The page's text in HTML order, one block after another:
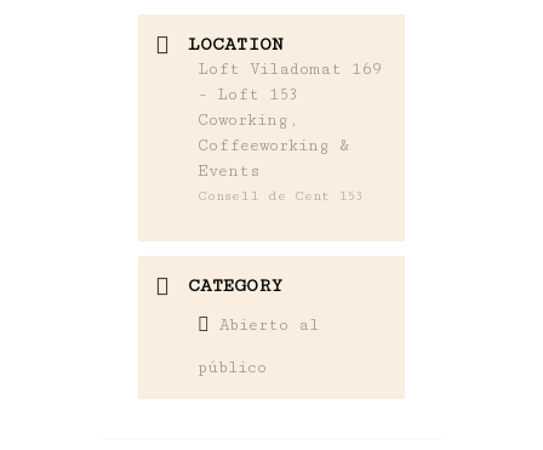
LOCATION
Loft Viladomat 169
- Loft 153
Coworking,
Coffeeworking &
Events
Consell de Cent 153
CATEGORY
Abierto al
público